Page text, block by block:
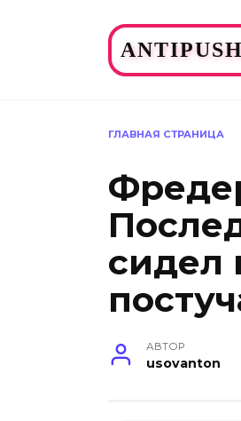
ГЛАВНАЯ СТРАНИЦА
сидел
АВТОР
usovanton